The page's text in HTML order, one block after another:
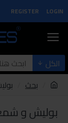
LOGIN
REGISTER
الكل
بحث
بوليش و